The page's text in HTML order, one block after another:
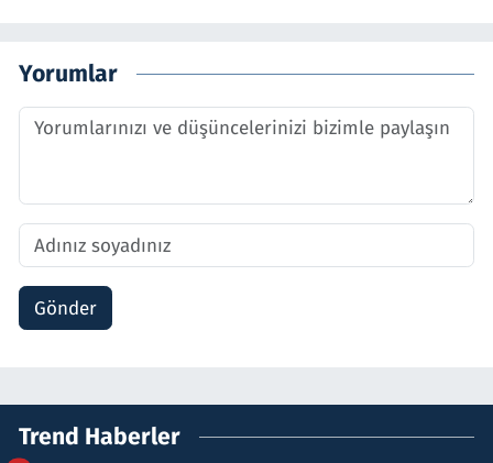
Yorumlar
Gönder
Trend Haberler